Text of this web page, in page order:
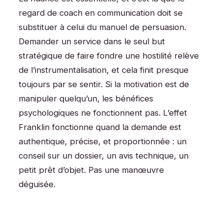
regard de coach en communication doit se
substituer à celui du manuel de persuasion.
Demander un service dans le seul but
stratégique de faire fondre une hostilité relève
de l’instrumentalisation, et cela finit presque
toujours par se sentir. Si la motivation est de
manipuler quelqu’un, les bénéfices
psychologiques ne fonctionnent pas. L’effet
Franklin fonctionne quand la demande est
authentique, précise, et proportionnée : un
conseil sur un dossier, un avis technique, un
petit prêt d’objet. Pas une manœuvre
déguisée.